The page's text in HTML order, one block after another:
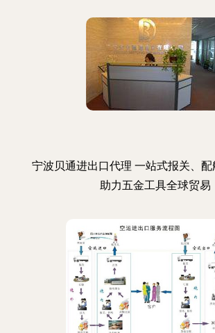
宁波贝通进出口代理 一站式报关、
助力五金工具全球贸易